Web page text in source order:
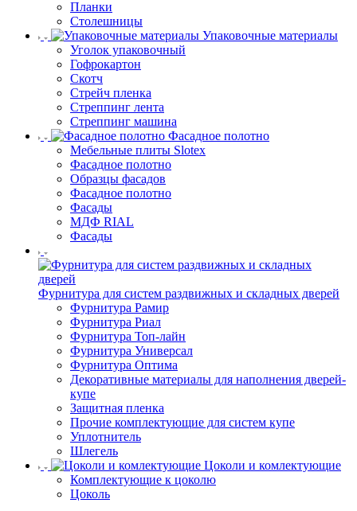
Планки
Столешницы
Упаковочные материалы
Уголок упаковочный
Гофрокартон
Скотч
Стрейч пленка
Стреппинг лента
Стреппинг машина
Фасадное полотно
Мебельные плиты Slotex
Фасадное полотно
Образцы фасадов
Фасадное полотно
Фасады
МДФ RIAL
Фасады
Фурнитура для систем раздвижных и складных дверей
Фурнитура Рамир
Фурнитура Риал
Фурнитура Топ-лайн
Фурнитура Универсал
Фурнитура Оптима
Декоративные материалы для наполнения дверей-
купе
Защитная пленка
Прочие комплектующие для систем купе
Уплотнитель
Шлегель
Цоколи и комлектующие
Комплектующие к цоколю
Цоколь